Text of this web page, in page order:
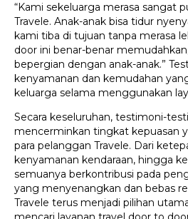
“Kami sekeluarga merasa sangat
Travele. Anak-anak bisa tidur
kami tiba di tujuan tanpa merasa
door ini benar-benar
bepergian dengan anak-anak.”
kenyamanan dan kemudahan
keluarga selama menggunakan
Secara keseluruhan, testimoni-
mencerminkan tingkat kepuasan
para pelanggan Travele. Dari
kenyamanan kendaraan, hingga
semuanya berkontribusi pada
yang menyenangkan dan bebas
Travele terus menjadi pilihan